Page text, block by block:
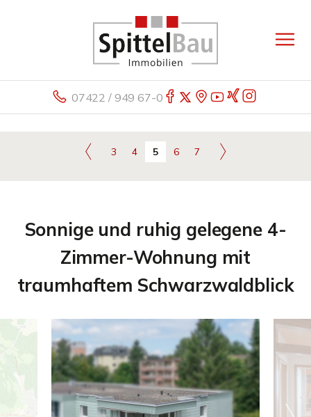
07422 / 949 67-0
3 4 5 6 7
Sonnige und ruhig gelegene 4-
Zimmer-Wohnung mit
traumhaftem Schwarzwaldblick